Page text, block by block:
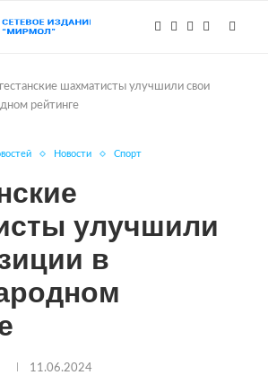
шахматисты улучшили свои
рейтинге
Новости Спорт
улучшили
в
11.06.2024